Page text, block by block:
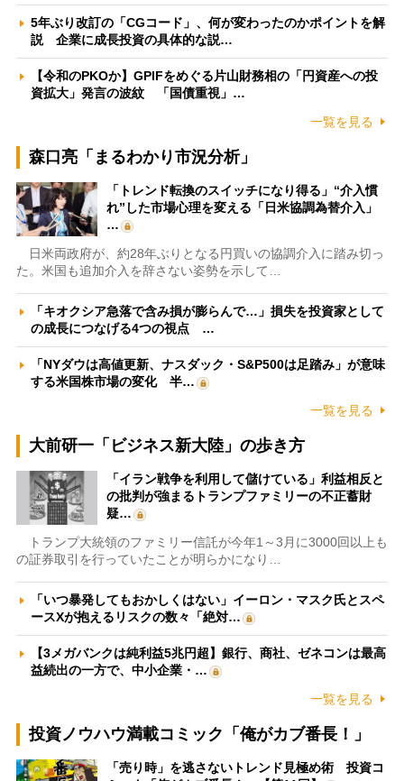
5年ぶり改訂の「CGコード」、何が変わったのかポイントを解
説 企業に成長投資の具体的な説…
【令和のPKOか】GPIFをめぐる片山財務相の「円資産への投
資拡大」発言の波紋 「国債重視」…
一覧を見る
森口亮「まるわかり市況分析」
「トレンド転換のスイッチになり得る」“介入慣
れ”した市場心理を変える「日米協調為替介入」
…
日米両政府が、約28年ぶりとなる円買いの協調介入に踏み切っ
た。米国も追加介入を辞さない姿勢を示して…
「キオクシア急落で含み損が膨らんで…」損失を投資家として
の成長につなげる4つの視点 …
「NYダウは高値更新、ナスダック・S&P500は足踏み」が意味
する米国株市場の変化 半…
一覧を見る
大前研一「ビジネス新大陸」の歩き方
「イラン戦争を利用して儲けている」利益相反と
の批判が強まるトランプファミリーの不正蓄財
疑…
トランプ大統領のファミリー信託が今年1～3月に3000回以上も
の証券取引を行っていたことが明らかになり…
「いつ暴発してもおかしくはない」イーロン・マスク氏とスペ
ースXが抱えるリスクの数々「絶対…
【3メガバンクは純利益5兆円超】銀行、商社、ゼネコンは最高
益続出の一方で、中小企業・…
一覧を見る
投資ノウハウ満載コミック「俺がカブ番長！」
「売り時」を逃さないトレンド見極め術 投資コ